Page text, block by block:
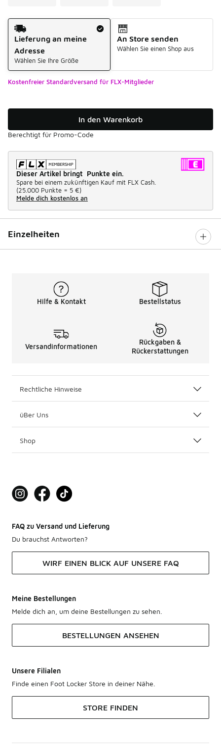
Versandart
Lieferung an meine
Adresse
Wählen Sie Ihre Größe
An Store senden
Wählen Sie einen Shop aus
Kostenfreier Standardversand für FLX-Mitglieder
In den Warenkorb
Berechtigt für Promo-Code
Dieser Artikel bringt Punkte ein.
Spare bei einem zukünftigen Kauf mit FLX Cash.
(25.000 Punkte = 5 €)
Melde dich kostenlos an
Einzelheiten
Hilfe & Kontakt Bestellstatus
Versandinformationen
Rückgaben &
Rückerstattungen
Rechtliche Hinweise
üBer Uns
Shop
FAQ zu Versand und Lieferung
Du brauchst Antworten?
WIRF EINEN BLICK AUF UNSERE FAQ
Meine Bestellungen
Melde dich an, um deine Bestellungen zu sehen.
BESTELLUNGEN ANSEHEN
Unsere Filialen
Finde einen Foot Locker Store in deiner Nähe.
STORE FINDEN